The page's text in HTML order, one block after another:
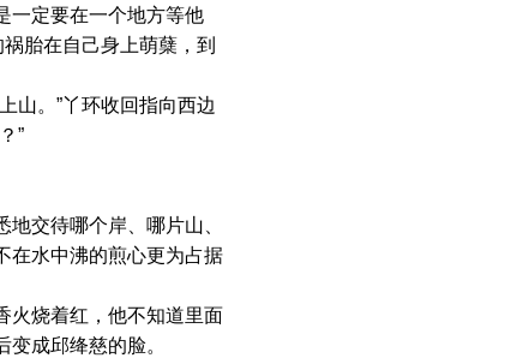
定要在一个地方等他
胎在自己身上萌蘖，到
。”丫环收回指向西边
”
交待哪个岸、哪片山、
在水中沸的煎心更为占据
烧着红，他不知道里面
成邱绛慈的脸。